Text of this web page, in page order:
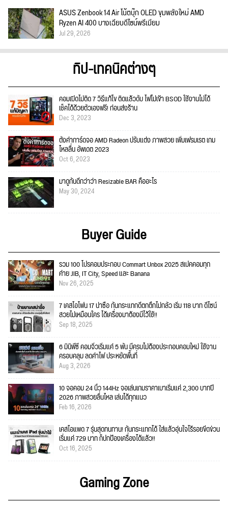
ASUS Zenbook 14 Air โน้ตบุ๊ก OLED ขุมพลังใหม่ AMD
Ryzen AI 400 บางเฉียบดีไซน์พรีเมียม
Jul 29, 2026
ทิป-เทคนิคต่างๆ
คอมเปิดไม่ติด 7 วิธีแก้ไข ติดแล้วดับ ไฟไม่เข้า BSOD ใช้งานไม่ได้
เช็คได้ด้วยตัวเองฟรี! ก่อนส่งร้าน
Dec 3, 2023
ตั้งค่าการ์ดจอ AMD Radeon ปรับแต่ง ภาพสวย เพิ่มเฟรมเรต เกม
ไหลลื่น อัพเดต 2023
Oct 6, 2023
มาดูกันดีกว่าว่า Resizable BAR คืออะไร
May 30, 2024
Buyer Guide
รวม 100 โปรคอมประกอบ Commart Unbox 2025 สเปคคอมทุก
ค่าย JIB, IT City, Speed และ Banana
Nov 26, 2025
7 เคสไอโฟน 17 น่าซื้อ กันกระแทกดีตกตึกไม่กลัว เริ่ม 118 บาท ดีไซน์
สวยไม่เหมือนใคร ได้เครื่องมาต้องมีไว้ใช้!!
Sep 18, 2025
6 มินิพีซี คอมจิ๋วเริ่มแค่ 5 พัน มีครบไม่ต้องประกอบคอมใหม่ ใช้งาน
ครอบคลุม ลดค่าไฟ ประหยัดพื้นที่
Aug 3, 2026
10 จอคอม 24 นิ้ว 144Hz จอเล่นเกมราคาเบาเริ่มแค่ 2,300 บาทปี
2026 ภาพสวยลื่นไหล เล่นได้ทุกแนว
Feb 16, 2026
เคสไอแพด 7 รุ่นสุดทนทาน! กันกระแทกได้ ใส่แล้วอุ่นใจไร้รอยขีดข่วน
เริ่มแค่ 729 บาท ก็ปกป้องเครื่องได้แล้ว!!
Oct 16, 2025
Gaming Zone